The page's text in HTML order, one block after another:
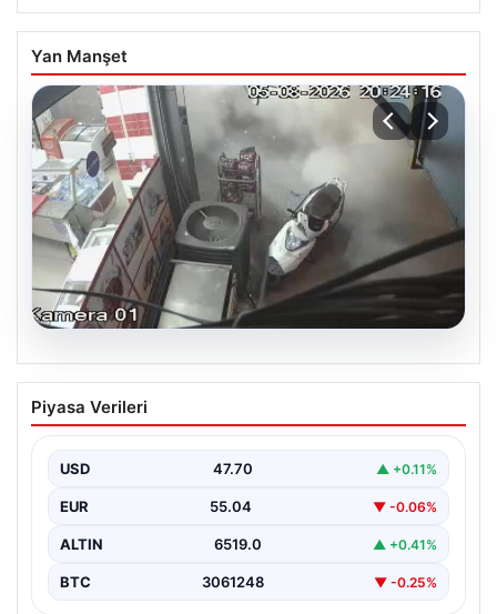
Yan Manşet
06.08.2026
Bahçelievler’de 4 Katlı Binanın Çökmesi
ve Sonrası Güvenlik Önlemleri
bölge sakinleri ve yetkilileri korkutan anlara sahne oldu.
Piyasa Verileri
USD 47.70 ▲ +0.11%
EUR 55.04 ▼ -0.06%
ALTIN 6519.0 ▲ +0.41%
BTC 3061248 ▼ -0.25%